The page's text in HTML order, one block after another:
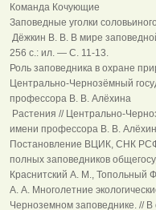
Команда Кочующие
Заповедные уголки
Дёжкин В. В. В мире
256 с.: ил. — С. 11-13.
Роль заповедника в охране
Центрально-Чернозёмный
профессора В. В. Алёхина
Растения // Центрально-
имени профессора В. В.
Постановление ВЦИК, СНК
полных заповедников
Краснитский А. М., Топольный
А. А. Многолетние
Черноземном заповеднике. //